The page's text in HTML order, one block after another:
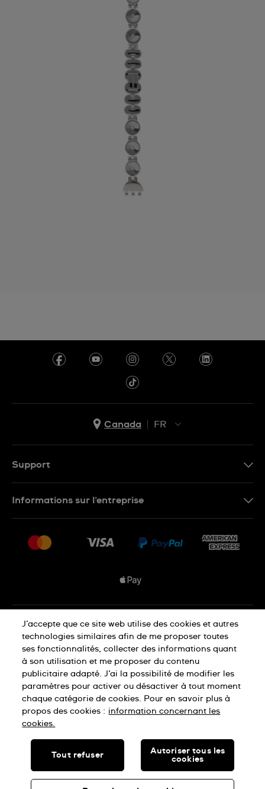
Canada
FR
Support
Conditions De Vente
Informations sur l'entreprise
Nous rejoindre
Déclaration de confidentialité
Déclaration concernant les cookies
Conditions d'utilisation
SWISS MADE
© SWATCH LTD, 2026 TOUS DROITS RÉSERVÉS : MONTRES
J’accepte que ce site web utilise des cookies et autres
technologies similaires afin de me proposer toutes
ses fonctionnalités, collecter des informations quant
à son utilisation et me proposer du contenu
publicitaire adapté. J’ai la possibilité de modifier les
paramètres pour activer ou désactiver à tout moment
chaque catégorie de cookies. Pour en savoir plus à
propos des cookies : information concernant les
cookies.
Tout refuser
Autoriser tous les
cookies